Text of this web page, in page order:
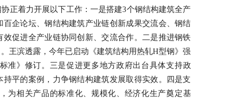
正着力开展以下工作：一是搭建3个钢结构建筑全产
企论坛、钢结构建筑产业链创新成果交流会、钢结
促进全产业链协同创新、交流合作。二是推进钢铁
王滨透露，今年已启动《建筑结构用热轧H型钢》强
准》修订。三是促进更多地方政府出台具体支持政
平的案例，力争钢结构建筑发展取得实效。四是支
为相关产品的标准化、规模化、经济化生产奠定基